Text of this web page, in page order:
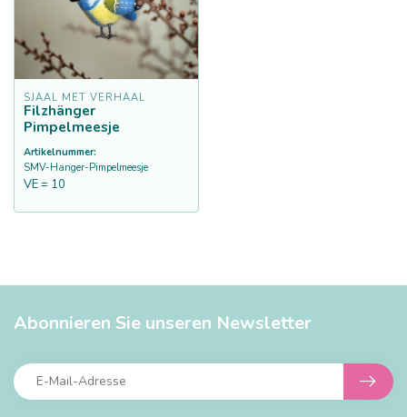
SJAAL MET VERHAAL
Filzhänger
Pimpelmeesje
Artikelnummer:
SMV-Hanger-Pimpelmeesje
VE = 10
Abonnieren Sie unseren Newsletter